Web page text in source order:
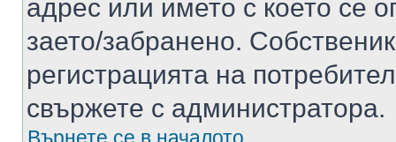
адрес или името с което се
заето/забранено.
регистрацията на
свържете с администратора.